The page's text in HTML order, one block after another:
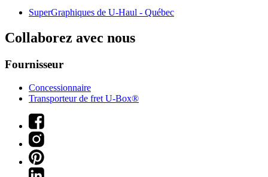
SuperGraphiques de U-Haul - Québec
Collaborez avec nous
Fournisseur
Concessionnaire
Transporteur de fret U-Box®